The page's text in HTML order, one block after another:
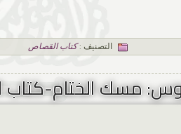
التصنيف :كتاب القصاص